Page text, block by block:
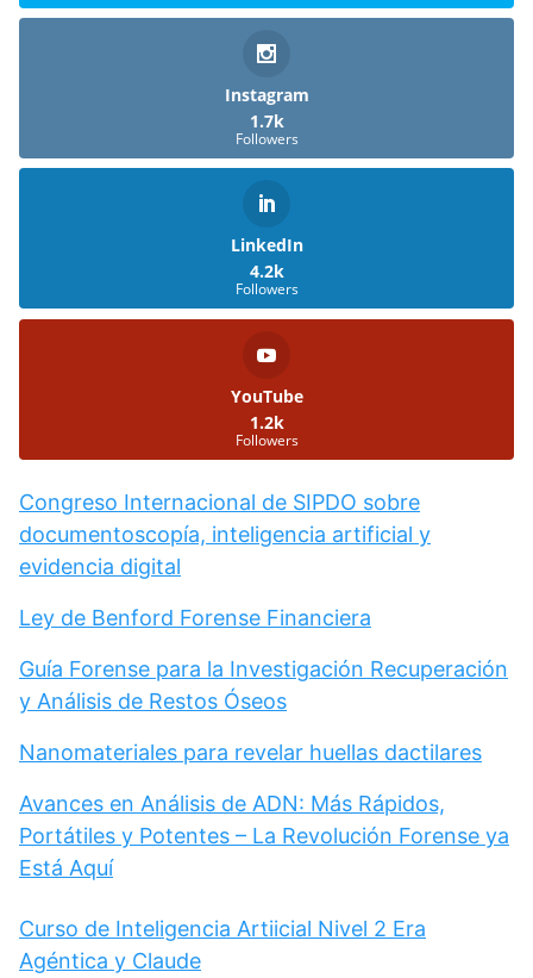
Instagram
1.7k
Followers
LinkedIn
4.2k
Followers
YouTube
1.2k
Followers
Congreso Internacional de SIPDO sobre
documentoscopía, inteligencia artificial y
evidencia digital
Ley de Benford Forense Financiera
Guía Forense para la Investigación Recuperación
y Análisis de Restos Óseos
Nanomateriales para revelar huellas dactilares
Avances en Análisis de ADN: Más Rápidos,
Portátiles y Potentes – La Revolución Forense ya
Está Aquí
Curso de Inteligencia Artiicial Nivel 2 Era
Agéntica y Claude